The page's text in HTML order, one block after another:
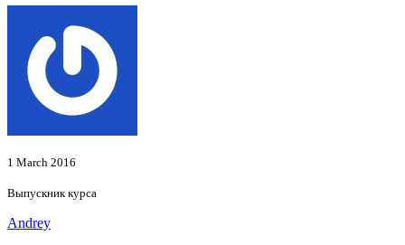
1 March 2016
Выпускник курса
Andrey